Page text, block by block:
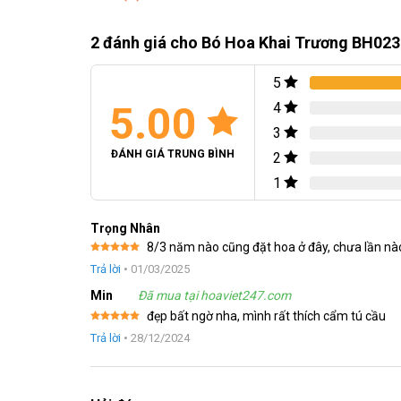
Lý do bạn nên chọn Bó Hoa Khai Trương làm quà:
Tuyển chọn từ những bông hoa tươi tại vườn: Mỗi
Thiết kế hài hòa về màu sắc và ý nghĩa: Sự kết hợp
Đơn giản nhưng sang trọng: Bó hoa mang đến vẻ đẹp
Thiết kế bởi người thợ lành nghề: Sự tận tâm và tay
Sản phẩm bán chạy hàng đầu: Niềm tin và sự hài
2 đánh giá cho Bó Hoa Khai Trương BH023
5.00
ĐÁNH GIÁ TRUNG BÌNH
5
4
3
2
1
Trọng Nhân
Được xếp
hạng5 5
8/3 năm nào cũng đặt hoa ở đây, chưa lần
Trả lời • 01/03/2025
Min Đã mua tại hoaviet247.com
Được xếp
hạng5 5
đẹp bất ngờ nha, mình rất thích cẩm tú cầu
Trả lời • 28/12/2024